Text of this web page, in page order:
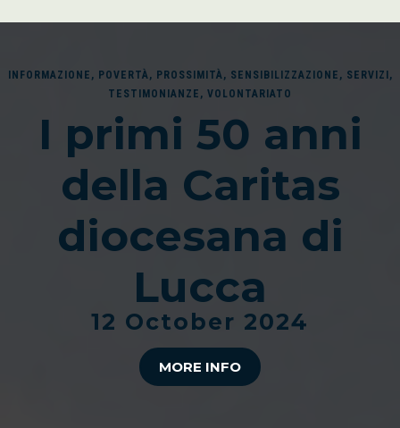
INFORMAZIONE , POVERTÀ, PROSSIMITÀ, SENSIBILIZZAZIONE , SERVIZI ,
TESTIMONIANZE , VOLONTARIATO
I primi 50 anni
della Caritas
diocesana di
Lucca
12 October 2024
MORE INFO